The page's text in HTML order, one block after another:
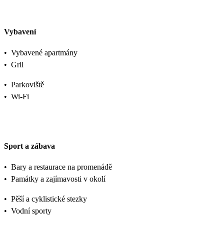
Vybavení
• Vybavené apartmány
• Gril
• Parkoviště
• Wi-Fi
Sport a zábava
• Bary a restaurace na promenádě
• Památky a zajímavosti v okolí
• Pěší a cyklistické stezky
• Vodní sporty